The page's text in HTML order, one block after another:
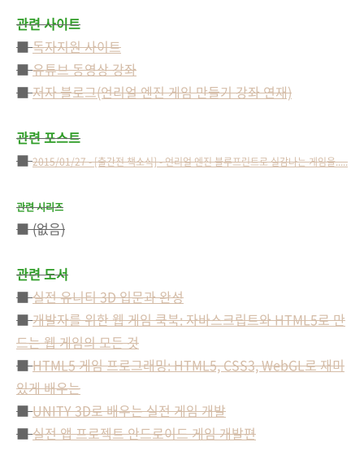
관련 사이트
■독자지원 사이트
■유튜브 동영상 강좌
■저자 블로그(언리얼 엔진 게임 만들기 강좌 연재)
관련 포스트
■2015/01/27 - [출간전 책소식] - 언리얼 엔진 블루프린트로 실감나는 게임을.....
관련 시리즈
■ (없음)
관련 도서
■실전 유니티 3D 입문과 완성
■개발자를 위한 웹 게임 쿡북: 자바스크립트와 HTML5로 만
드는 웹 게임의 모든 것
■HTML5 게임 프로그래밍: HTML5, CSS3, WebGL로 재미
있게 배우는
■UNITY 3D로 배우는 실전 게임 개발
■실전 앱 프로젝트 안드로이드 게임 개발편